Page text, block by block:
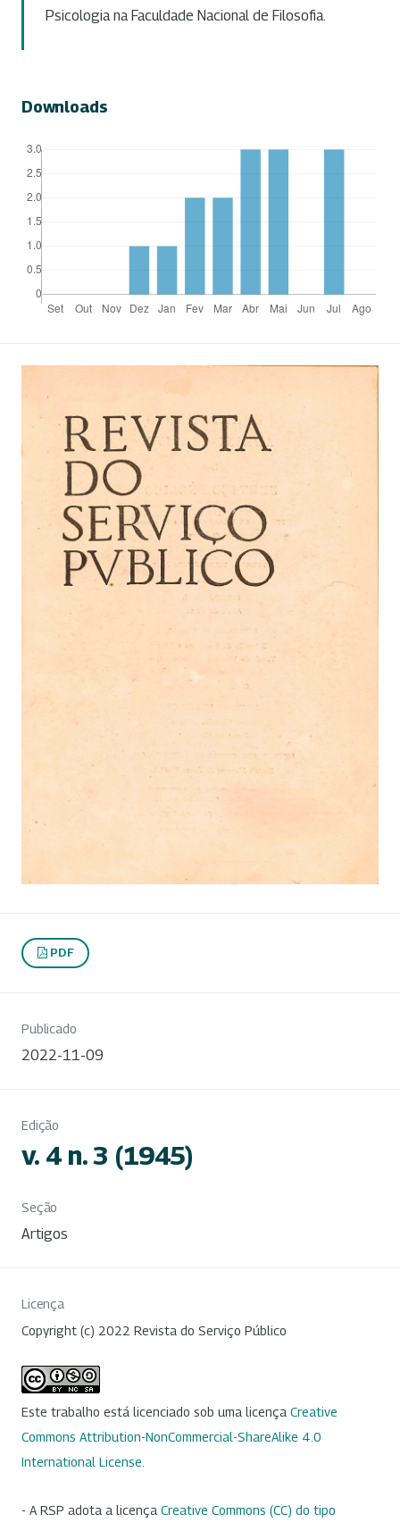
Psicologia na Faculdade Nacional de Filosofia.
Downloads
PDF
Publicado
2022-11-09
Edição
v. 4 n. 3 (1945)
Seção
Artigos
Licença
Copyright (c) 2022 Revista do Serviço Público
Este trabalho está licenciado sob uma licença Creative
Commons Attribution-NonCommercial-ShareAlike 4.0
International License
- A RSP adota a licença Creative Commons (CC) do tipo